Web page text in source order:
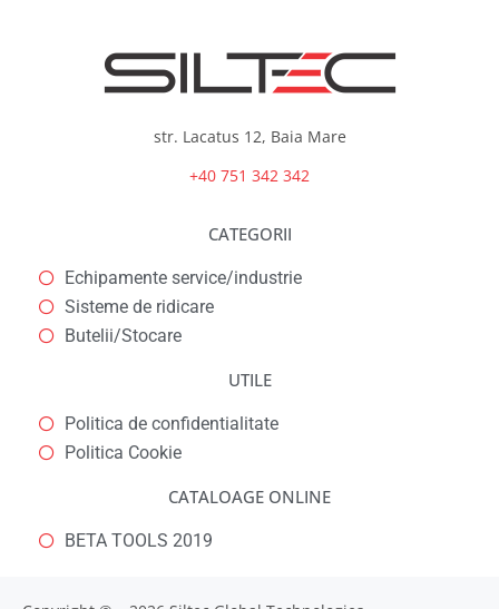
str. Lacatus 12, Baia Mare
+40 751 342 342
CATEGORII
Echipamente service/industrie
Sisteme de ridicare
Butelii/Stocare
UTILE
Politica de confidentialitate
Politica Cookie
CATALOAGE ONLINE
BETA TOOLS 2019